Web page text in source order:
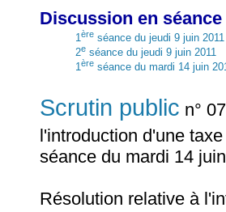
Discussion en
1ère séance du jeudi 9 juin 2011
2e séance du jeudi 9 juin 2011
1ère séance du mardi 14 juin
Scrutin public n°
l'introduction d'une
séance du mardi 14
Résolution relative à